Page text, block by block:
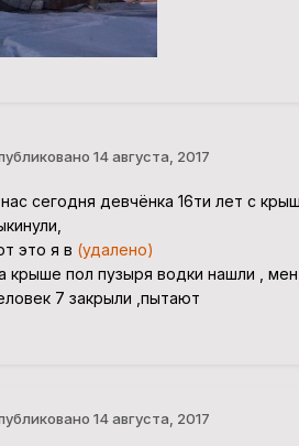
14 августа, 2017
сегодня девчёнка 16ти лет с
это я в (удалено)
крыше пол пузыря водки нашли ,
7 закрыли ,пытают
14 августа, 2017